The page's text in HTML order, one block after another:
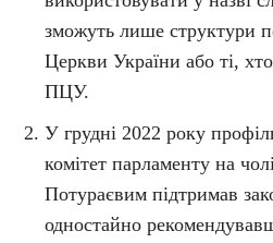
зможуть лише структури
Церкви України або ті,
ПЦУ.
У грудні 2022 року
комітет парламенту на
Потураєвим підтримав
одностайно